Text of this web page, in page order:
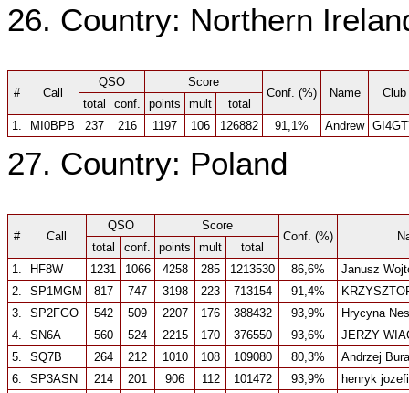
26. Country: Northern
# Call
QSO
Score
Conf. (%)
Name
Club
total
conf. points mult
total
1.
MI0BPB 237 216 1197 106 126882 91,1% Andrew
27. Country: Poland
# Call
QSO
Score
Conf. (%)
total
conf. points mult
total
1.
HF8W 1231 1066 4258 285 1213530 86,6%
Janusz
2.
SP1MGM 817 747 3198 223 713154 91,4%
3.
SP2FGO 542 509 2207 176 388432 93,9%
Hrycyna
4.
SN6A 560 524 2215 170 376550 93,6%
JERZY
5.
SQ7B 264 212 1010 108 109080 80,3%
Andrzej
6.
SP3ASN 214 201 906 112 101472 93,9%
henryk